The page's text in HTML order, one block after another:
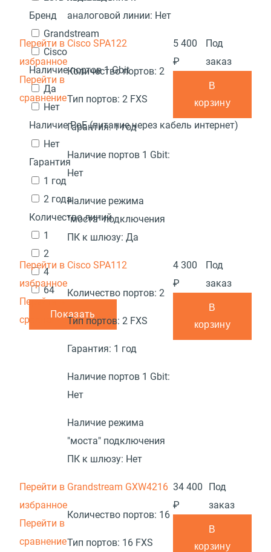
Бренд
Grandstream
Cisco
Наличие портов 1 Gbit
Да
Нет
Наличие PoE (питание через кабель интернет)
Нет
Гарантия
1 год
2 года
Количество линий
1
2
4
64
Показать
аналоговой линии: Нет
Перейти в
избранное
Перейти в
сравнение
Cisco SPA122
Количество портов: 2
Тип портов: 2 FXS
Гарантия:1 год
Наличие портов 1 Gbit:
Нет
Наличие режима
"моста" подключения
ПК к шлюзу: Да
5 400
₽
Под
заказ
В
корзину
Перейти в
избранное
Перейти в
сравнение
Cisco SPA112
Количество портов: 2
Тип портов: 2 FXS
Гарантия: 1 год
Наличие портов 1 Gbit:
Нет
Наличие режима
"моста" подключения
ПК к шлюзу: Нет
4 300
₽
Под
заказ
В
корзину
Перейти в
избранное
Перейти в
сравнение
Grandstream GXW4216
Количество портов: 16
Тип портов: 16 FXS
34 400
₽
Под
заказ
В
корзину